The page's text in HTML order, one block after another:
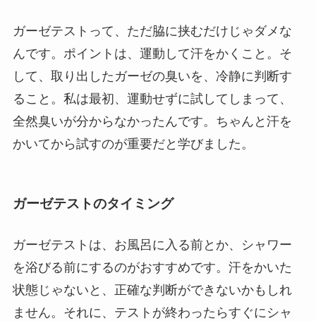
ガーゼテストって、ただ脇に挟むだけじゃダメな
んです。ポイントは、運動して汗をかくこと。そ
して、取り出したガーゼの臭いを、冷静に判断す
ること。私は最初、運動せずに試してしまって、
全然臭いが分からなかったんです。ちゃんと汗を
かいてから試すのが重要だと学びました。
ガーゼテストのタイミング
ガーゼテストは、お風呂に入る前とか、シャワー
を浴びる前にするのがおすすめです。汗をかいた
状態じゃないと、正確な判断ができないかもしれ
ません。それに、テストが終わったらすぐにシャ